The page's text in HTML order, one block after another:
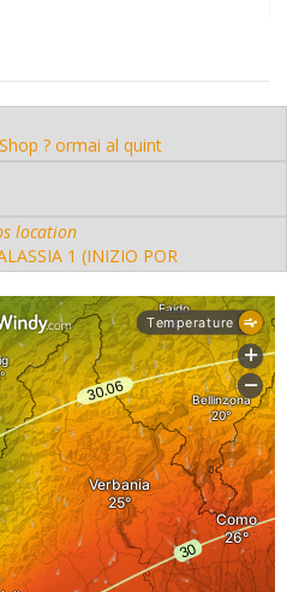
? ormai al quint
location
1 (INIZIO POR